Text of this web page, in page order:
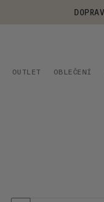
OUTLET OBLEČENÍ